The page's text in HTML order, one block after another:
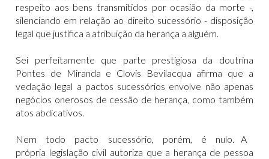
respeito aos bens transmitidos por ocasião da morte -,
silenciando em relação ao direito sucessório - disposição
legal que justifica a atribuição da herança a alguém.
Sei perfeitamente que parte prestigiosa da doutrina
Pontes de Miranda e Clovis Bevilacqua afirma que a
vedação legal a pactos sucessórios envolve não apenas
negócios onerosos de cessão de herança, como também
atos abdicativos.
Nem todo pacto sucessório, porém, é nulo. A
própria legislação civil autoriza que a herança de pessoa